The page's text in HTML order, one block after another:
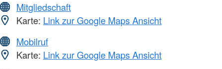
Mitgliedschaft
Karte: Link zur Google Maps Ansicht
Mobilruf
Karte: Link zur Google Maps Ansicht